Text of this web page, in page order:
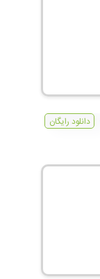
پرشین)
دانلود رایگان